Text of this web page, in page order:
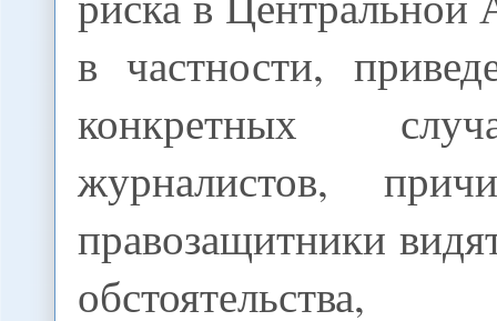
в частности,
конкретных
журналистов,
правозащитники